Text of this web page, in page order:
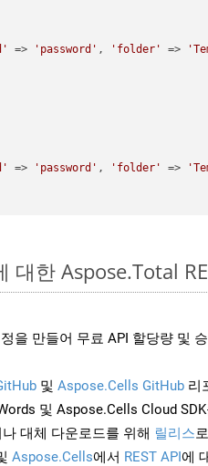
=> 'password' , 'folder' =>
=> 'password' , 'folder' =>
대한 Aspose.Total
을 만들어 무료 API 할당량 및
및 Aspose.Cells GitHub 리
및 Aspose.Cells Cloud
대체 다운로드를 위해 릴리스
Aspose.Cells에서 REST API에